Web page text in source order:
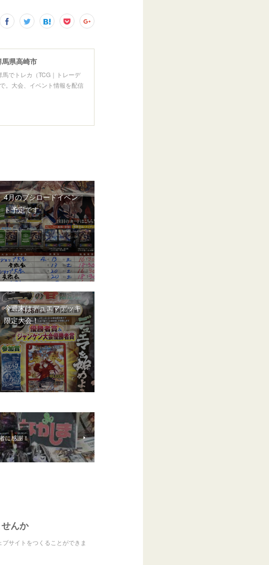
県高崎市
でトレカ（TCG｜トレーデ
。大会、イベント情報を配信
4月のブシロードイベン
ト予定です
今週末はデュエマデッキ
限定大会！
に感謝！
んか
サイトをつくることができま